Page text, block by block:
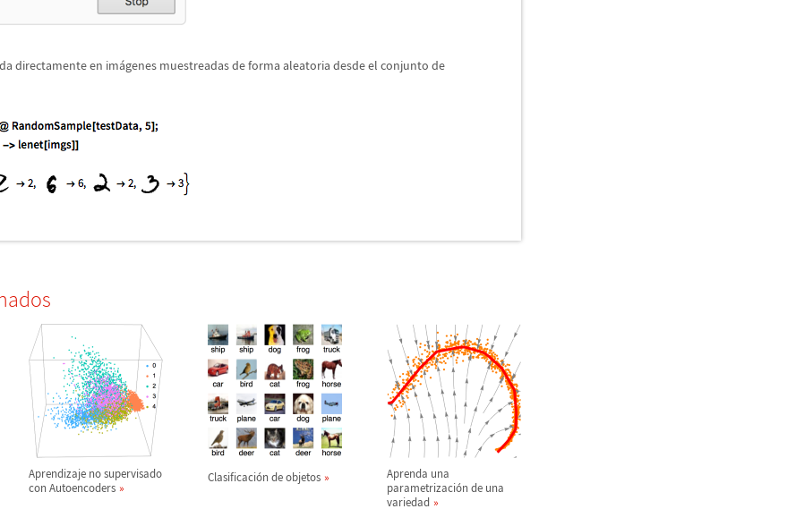
directamente en imágenes muestreadas de forma aleatoria desde el conjunto de
Aprendizaje no supervisado
con Autoencoders
Clasificación de objetos
Aprenda una
parametrización de una
variedad